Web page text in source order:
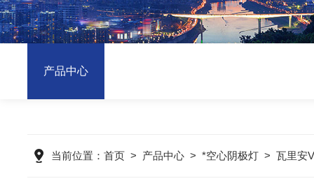
产品中心
当前位置： 首页 > 产品中心 > *空心阴极灯 > 瓦里安